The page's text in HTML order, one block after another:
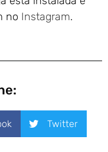
no Instagram.
Twitter